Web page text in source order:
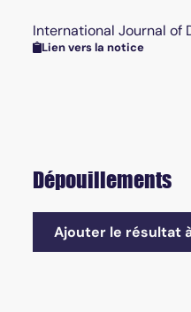
International Journal of
Lien vers la notice
Dépouillements
Ajouter le résultat